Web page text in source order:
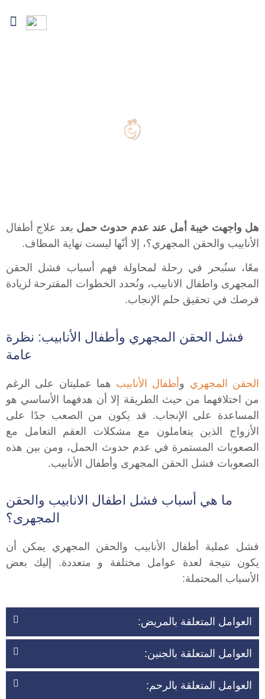
هل واجهت خيبة أمل عند عدم حدوث حمل بعد علاج أطفال
الأنابيب والحقن المجهري؟، إلا أنّها ليست نهاية المطاف.
معًا، سنُبحر في رحلة لمحاولة فهم أسباب فشل الحقن
المجهرى واطفال الانابيب، ونُحدد الخطوات المقترحة لزيادة
فرصك في تحقيق حلم الإنجاب.
فشل الحقن المجهري وأطفال الأنابيب: نظرة
عامة
الحقن المجهري وأطفال الأنابيب هما عمليتان على الرغم
من اختلافهما من حيث الطريقة إلا أن هدفهما الأساسي هو
المساعدة على الإنجاب. قد يكون من الصعب جدًا على
الأزواج الذين يتعاملون مع مشكلات العقم التعامل مع
الصعوبات المستمرة في عدم حدوث الحمل، ومن بين هذه
الصعوبات فشل الحقن المجهرى وأطفال الأنابيب.
ما هي أسباب فشل اطفال الانابيب والحقن
المجهرى؟
فشل عملية أطفال الأنابيب والحقن المجهري يمكن أن
يكون نتيجة لعدة عوامل مختلفة و متعددة. إليك بعض
الأسباب المحتملة:
العوامل المتعلقة بالمريض:
العوامل المتعلقة بالجنين:
العوامل المتعلقة بالرحم: